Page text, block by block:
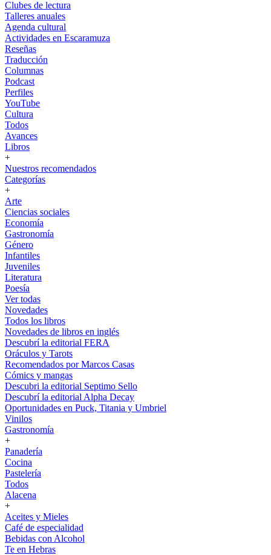
Clubes de lectura
Talleres anuales
Agenda cultural
Actividades en Escaramuza
Reseñas
Traducción
Columnas
Podcast
Perfiles
YouTube
Cultura
Todos
Avances
Libros
+
Nuestros recomendados
Categorías
+
Arte
Ciencias sociales
Economía
Gastronomía
Género
Infantiles
Juveniles
Literatura
Poesía
Ver todas
Novedades
Todos los libros
Novedades de libros en inglés
Descubrí la editorial FERA
Oráculos y Tarots
Recomendados por Marcos Casas
Cómics y mangas
Descubri la editorial Septimo Sello
Descubrí la editorial Alpha Decay
Oportunidades en Puck, Titania y Umbriel
Vinilos
Gastronomía
+
Panadería
Cocina
Pastelería
Todos
Alacena
+
Aceites y Mieles
Café de especialidad
Bebidas con Alcohol
Te en Hebras